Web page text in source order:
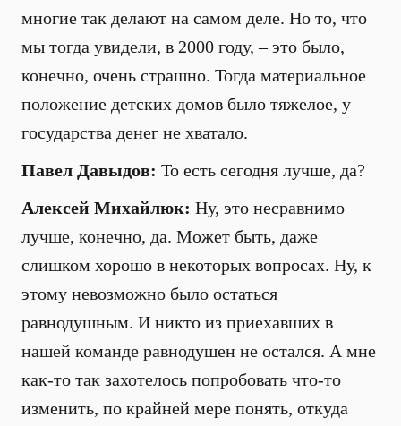
многие так делают на самом деле. Но то, что
мы тогда увидели, в 2000 году, – это было,
конечно, очень страшно. Тогда материальное
положение детских домов было тяжелое, у
государства денег не хватало.
Павел Давыдов: То есть сегодня лучше, да?
Алексей Михайлюк: Ну, это несравнимо
лучше, конечно, да. Может быть, даже
слишком хорошо в некоторых вопросах. Ну, к
этому невозможно было остаться
равнодушным. И никто из приехавших в
нашей команде равнодушен не остался. А мне
как-то так захотелось попробовать что-то
изменить, по крайней мере понять, откуда